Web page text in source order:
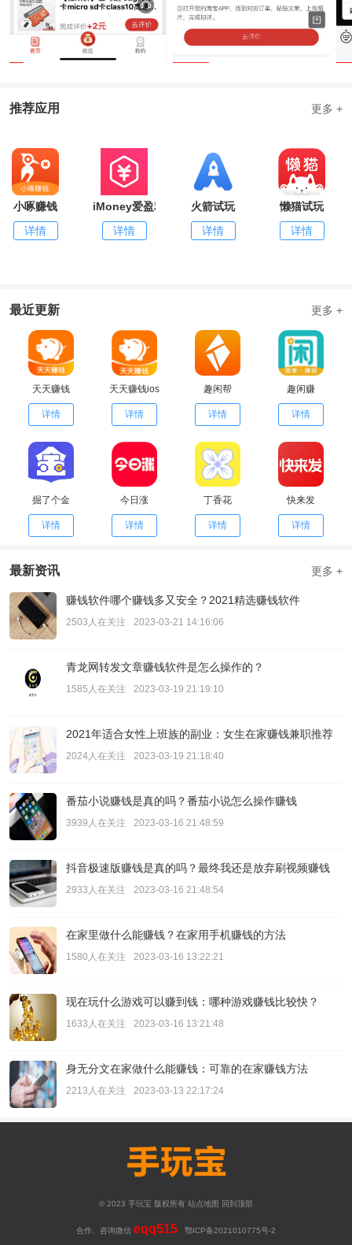
推荐应用 更多 +
小啄赚钱
详情
iMoney爱盈利
详情
火箭试玩
详情
懒猫试玩
详情
最近更新 更多 +
天天赚钱
详情
天天赚钱ios
详情
趣闲帮
详情
趣闲赚
详情
掘了个金
详情
今日涨
详情
丁香花
详情
快来发
详情
最新资讯 更多 +
赚钱软件哪个赚钱多又安全？2021精选赚钱软件
2503人在关注 2023-03-21 14:16:06
青龙网转发文章赚钱软件是怎么操作的？
1585人在关注 2023-03-19 21:19:10
2021年适合女性上班族的副业：女生在家赚钱兼职推荐
2024人在关注 2023-03-19 21:18:40
番茄小说赚钱是真的吗？番茄小说怎么操作赚钱
3939人在关注 2023-03-16 21:48:59
抖音极速版赚钱是真的吗？最终我还是放弃刷视频赚钱
2933人在关注 2023-03-16 21:48:54
在家里做什么能赚钱？在家用手机赚钱的方法
1580人在关注 2023-03-16 13:22:21
现在玩什么游戏可以赚到钱：哪种游戏赚钱比较快？
1633人在关注 2023-03-16 13:21:48
身无分文在家做什么能赚钱：可靠的在家赚钱方法
2213人在关注 2023-03-13 22:17:24
© 2023 手玩宝 版权所有 站点地图 回到顶部
合作、咨询微信 eqq515 鄂ICP备2021010775号-2